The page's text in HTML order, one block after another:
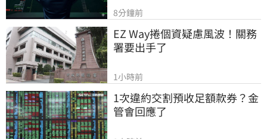
8分鐘前
EZ Way捲個資疑慮風波！關務
署要出手了
1小時前
1次違約交割預收足額款券？金
管會回應了